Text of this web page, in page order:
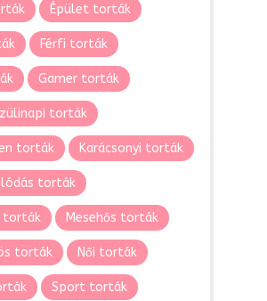
Épület torták
Férfi torták
Gamer torták
torták
torták Karácsonyi torták
torták
torták Mesehős torták
torták Női torták
Sport torták